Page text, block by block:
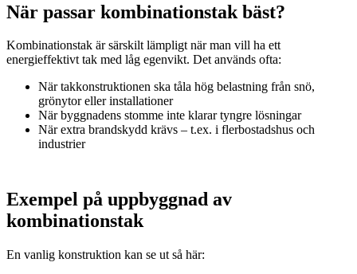
När passar kombinationstak bäst?
Kombinationstak är särskilt lämpligt när man vill ha ett
energieffektivt tak med låg egenvikt. Det används ofta:
När takkonstruktionen ska tåla hög belastning från snö,
grönytor eller installationer
När byggnadens stomme inte klarar tyngre lösningar
När extra brandskydd krävs – t.ex. i flerbostadshus och
industrier
Exempel på uppbyggnad av
kombinationstak
En vanlig konstruktion kan se ut så här: